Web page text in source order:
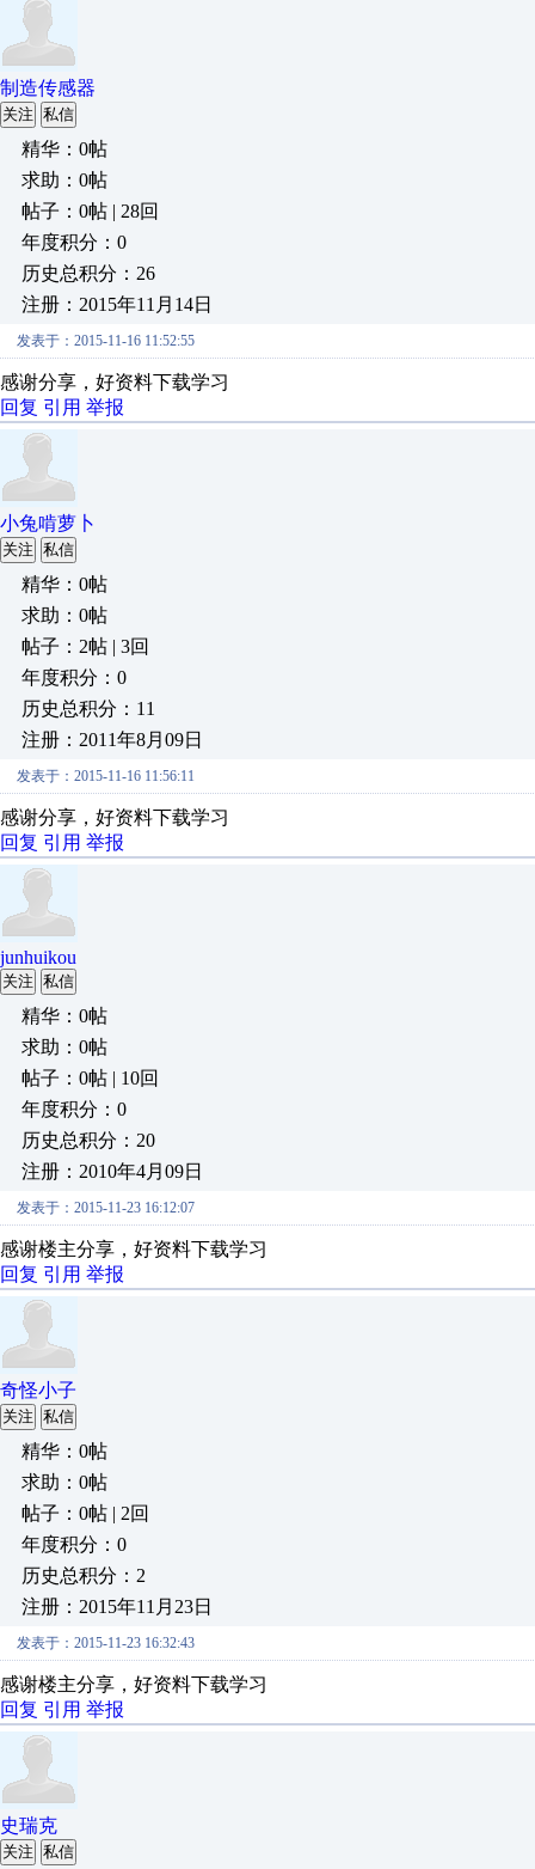
制造传感器
关注 私信
精华：0帖
求助：0帖
帖子：0帖 | 28回
年度积分：0
历史总积分：26
注册：2015年11月14日
发表于：2015-11-16 11:52:55
感谢分享，好资料下载学习
回复 引用 举报
小兔啃萝卜
关注 私信
精华：0帖
求助：0帖
帖子：2帖 | 3回
年度积分：0
历史总积分：11
注册：2011年8月09日
发表于：2015-11-16 11:56:11
感谢分享，好资料下载学习
回复 引用 举报
junhuikou
关注 私信
精华：0帖
求助：0帖
帖子：0帖 | 10回
年度积分：0
历史总积分：20
注册：2010年4月09日
发表于：2015-11-23 16:12:07
感谢楼主分享，好资料下载学习
回复 引用 举报
奇怪小子
关注 私信
精华：0帖
求助：0帖
帖子：0帖 | 2回
年度积分：0
历史总积分：2
注册：2015年11月23日
发表于：2015-11-23 16:32:43
感谢楼主分享，好资料下载学习
回复 引用 举报
史瑞克
关注 私信